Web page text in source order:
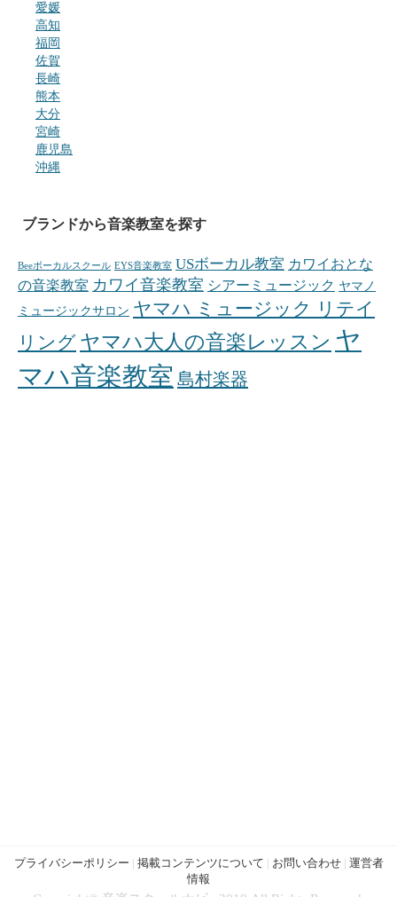
愛媛
高知
福岡
佐賀
長崎
熊本
大分
宮崎
鹿児島
沖縄
ブランドから音楽教室を探す
Beeボーカルスクール EYS音楽教室 USボーカル教室 カワイおとな
の音楽教室 カワイ音楽教室 シアーミュージック ヤマノ
ミュージックサロン ヤマハ ミュージック リテイ
リング ヤマハ大人の音楽レッスン ヤ
マハ音楽教室 島村楽器
プライバシーポリシー | 掲載コンテンツについて | お問い合わせ| 運営者
情報